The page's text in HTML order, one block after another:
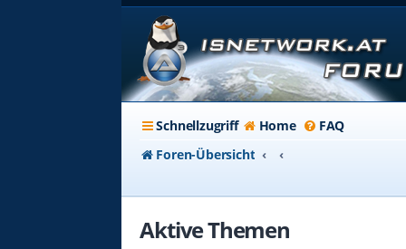
Schnellzugriff Home
FAQ
Foren-Übersicht
Aktive Themen